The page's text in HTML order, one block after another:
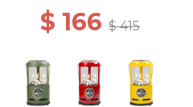
$ 166 $ 415